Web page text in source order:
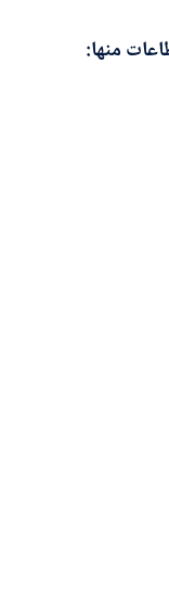
منها: